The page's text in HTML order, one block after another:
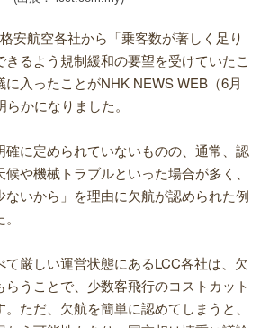
安航空各社から 「乗客数が著しく足り
きるよう規制緩和の要望を受けていたこ
に入ったことがNHK NEWS WEB（6月
かになりました。
確に定められていないものの、通常、認
や機械トラブルといった場合が多く、
ないから」を理由に欠航が認められた例
て厳しい運営状態にあるLCC各社は、欠
うことで、少数客飛行のコストカット
ただ、欠航を簡単に認めてしまうと、